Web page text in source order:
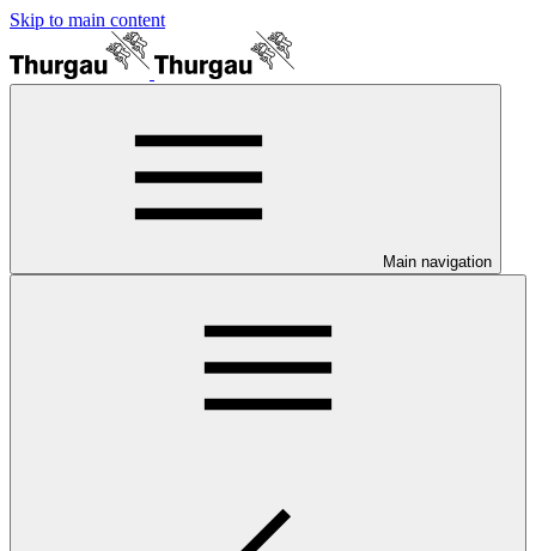
Skip to main content
Main navigation